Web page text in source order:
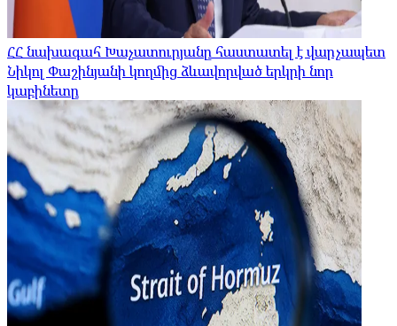
ՀՀ նախագահ Խաչատուրյանը հաստատել է վարչապետ
Նիկոլ Փաշինյանի կողմից ձևավորված երկրի նոր
կաբինետը